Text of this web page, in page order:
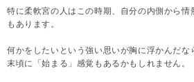
特に柔軟宮の人はこの時期、自分の内側から情
もあります。
何かをしたいという強い思いが胸に浮かんだな
末頃に「始まる」感覚もあるかもしれません。